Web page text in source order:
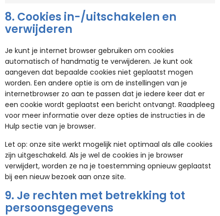
8. Cookies in-/uitschakelen en
verwijderen
Je kunt je internet browser gebruiken om cookies
automatisch of handmatig te verwijderen. Je kunt ook
aangeven dat bepaalde cookies niet geplaatst mogen
worden. Een andere optie is om de instellingen van je
internetbrowser zo aan te passen dat je iedere keer dat er
een cookie wordt geplaatst een bericht ontvangt. Raadpleeg
voor meer informatie over deze opties de instructies in de
Hulp sectie van je browser.
Let op: onze site werkt mogelijk niet optimaal als alle cookies
zijn uitgeschakeld. Als je wel de cookies in je browser
verwijdert, worden ze na je toestemming opnieuw geplaatst
bij een nieuw bezoek aan onze site.
9. Je rechten met betrekking tot
persoonsgegevens